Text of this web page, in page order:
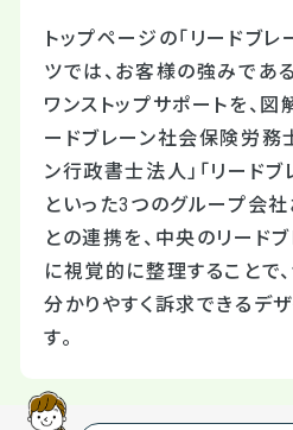
トップページの「リードブレ
ツでは、お客様の強みであ
ワンストップサポートを、図
ードブレーン社会保険労務
ン行政書士法人」「リードブ
といった3つのグループ会
との連携を、中央のリード
に視覚的に整理することで
分かりやすく訴求できるデ
す。